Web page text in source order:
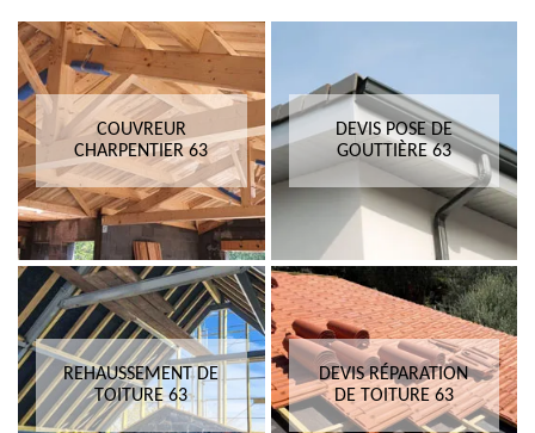
COUVREUR
CHARPENTIER 63
DEVIS POSE DE
GOUTTIÈRE 63
REHAUSSEMENT DE
TOITURE 63
DEVIS RÉPARATION
DE TOITURE 63